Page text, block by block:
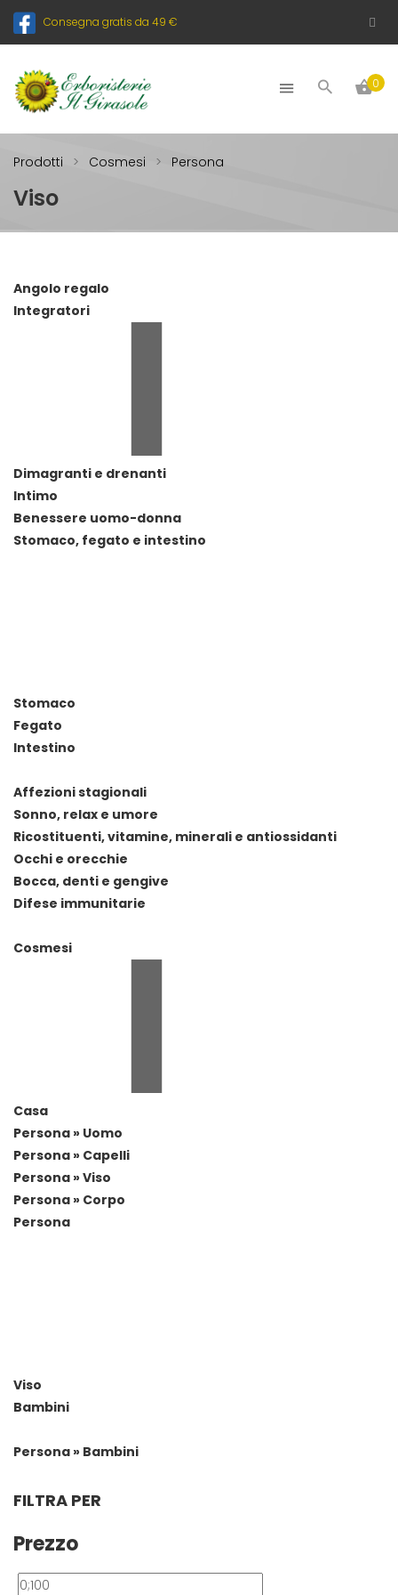
Consegna gratis da 49 €
0
Prodotti Cosmesi Persona
Viso
Angolo regalo
Integratori
Dimagranti e drenanti
Intimo
Benessere uomo-donna
Stomaco, fegato e intestino
Stomaco
Fegato
Intestino
Affezioni stagionali
Sonno, relax e umore
Ricostituenti, vitamine, minerali e antiossidanti
Occhi e orecchie
Bocca, denti e gengive
Difese immunitarie
Cosmesi
Casa
Persona » Uomo
Persona » Capelli
Persona » Viso
Persona » Corpo
Persona
Viso
Bambini
Persona » Bambini
FILTRA PER
Prezzo